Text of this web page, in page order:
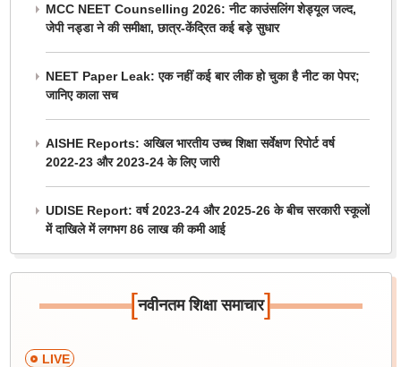
MCC NEET Counselling 2026: नीट काउंसलिंग शेड्यूल जल्द,
जेपी नड्डा ने की समीक्षा, छात्र-केंद्रित कई बड़े सुधार
NEET Paper Leak: एक नहीं कई बार लीक हो चुका है नीट का पेपर;
जानिए काला सच
AISHE Reports: अखिल भारतीय उच्च शिक्षा सर्वेक्षण रिपोर्ट वर्ष
2022-23 और 2023-24 के लिए जारी
UDISE Report: वर्ष 2023-24 और 2025-26 के बीच सरकारी स्कूलों
में दाखिले में लगभग 86 लाख की कमी आई
[नवीनतम शिक्षा समाचार]
LIVE